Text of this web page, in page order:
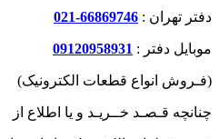
دفتر تهران : 66869746-021
موبایل دفتر : 09120958931
(فـروش انواع قطعات الکترونیک)
چنانچه قـصـد خــریـد و یا اطلاع از